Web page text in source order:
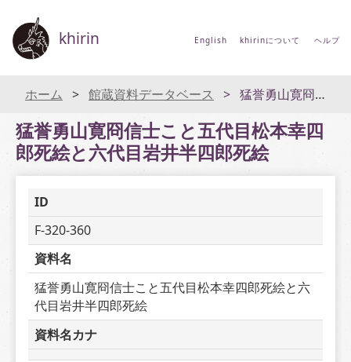
khirin English khirinについて ヘルプ
ホーム 館蔵資料データベース 猛誉勇山寛冏信士こと五代目松本幸四郎死絵と六代目岩井半四郎死絵
猛誉勇山寛冏信士こと五代目松本幸四
郎死絵と六代目岩井半四郎死絵
ID
F-320-360
資料名
猛誉勇山寛冏信士こと五代目松本幸四郎死絵と六
代目岩井半四郎死絵
資料名カナ